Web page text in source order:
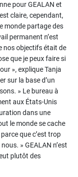
pour GEALAN et
claire, cependant,
monde partage des
permanent n’est
nos objectifs était de
que je peux faire si
», explique Tanja
sur la base d’un
» Le bureau à
aux États-Unis
dans une
le monde se cache
que c’est trop
» GEALAN n’est
plutôt des